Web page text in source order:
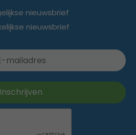
nieuwsbrief
nieuwsbrief